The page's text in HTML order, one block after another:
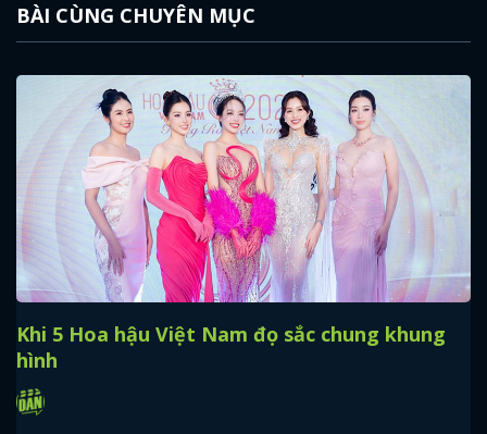
BÀI CÙNG CHUYÊN MỤC
Khi 5 Hoa hậu Việt Nam đọ sắc chung khung
hình